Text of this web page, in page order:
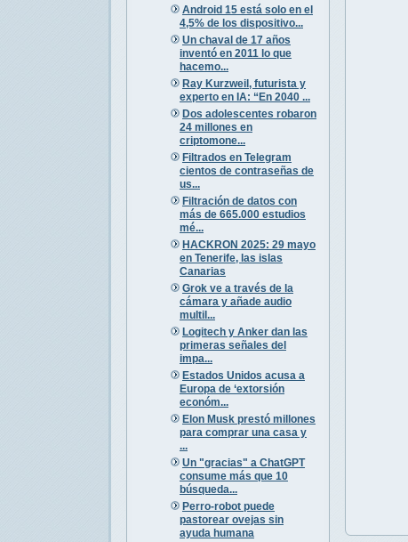
Android 15 está solo en el
4,5% de los dispositivo...
Un chaval de 17 años
inventó en 2011 lo que
hacemo...
Ray Kurzweil, futurista y
experto en IA: “En 2040 ...
Dos adolescentes robaron
24 millones en
criptomone...
Filtrados en Telegram
cientos de contraseñas de
us...
Filtración de datos con
más de 665.000 estudios
mé...
HACKRON 2025: 29 mayo
en Tenerife, las islas
Canarias
Grok ve a través de la
cámara y añade audio
multil...
Logitech y Anker dan las
primeras señales del
impa...
Estados Unidos acusa a
Europa de ‘extorsión
económ...
Elon Musk prestó millones
para comprar una casa y
...
Un "gracias" a ChatGPT
consume más que 10
búsqueda...
Perro-robot puede
pastorear ovejas sin
ayuda humana